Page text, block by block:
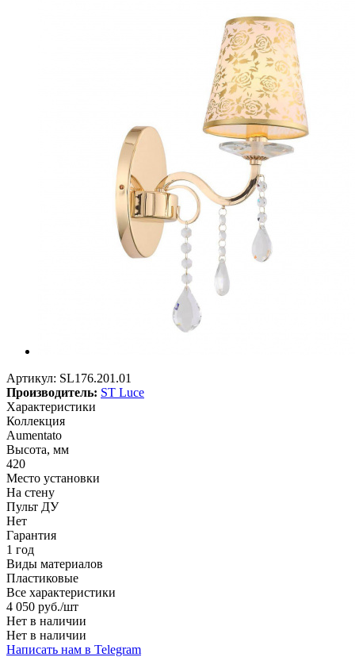
Артикул: SL176.201.01
Производитель: ST Luce
Характеристики
Коллекция
Aumentato
Высота, мм
420
Место установки
На стену
Пульт ДУ
Нет
Гарантия
1 год
Виды материалов
Пластиковые
Все характеристики
4 050 руб./шт
Нет в наличии
Нет в наличии
Написать нам в Telegram